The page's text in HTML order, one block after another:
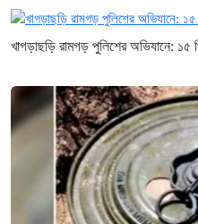
খাগড়াছড়ি রামগড় পুলিশের অভিযানে: ১৫